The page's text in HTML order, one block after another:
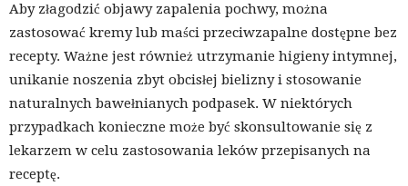
Aby złagodzić objawy zapalenia pochwy, można
zastosować kremy lub maści przeciwzapalne dostępne bez
recepty. Ważne jest również utrzymanie higieny intymnej,
unikanie noszenia zbyt obcisłej bielizny i stosowanie
naturalnych bawełnianych podpasek. W niektórych
przypadkach konieczne może być skonsultowanie się z
lekarzem w celu zastosowania leków przepisanych na
receptę.